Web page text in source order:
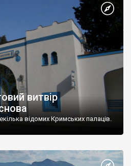
витвір
відомих Кримських палаців.